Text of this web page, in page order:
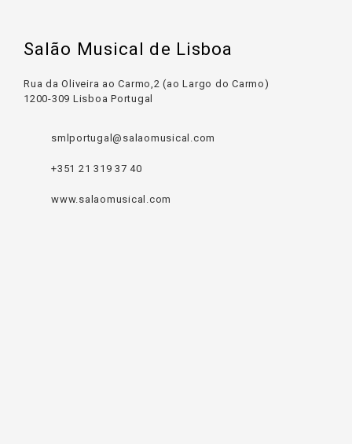
Salão Musical de Lisboa
Rua da Oliveira ao Carmo,2 (ao Largo do Carmo)
1200-309 Lisboa Portugal
smlportugal@salaomusical.com
+351 21 319 37 40
www.salaomusical.com